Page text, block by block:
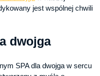
jest wspólnej chwili
dwojga
SPA dla dwojga w sercu